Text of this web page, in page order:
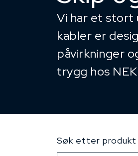
Vi har et stort
kabler er
påvirkninger
trygg hos
Søk etter produkt